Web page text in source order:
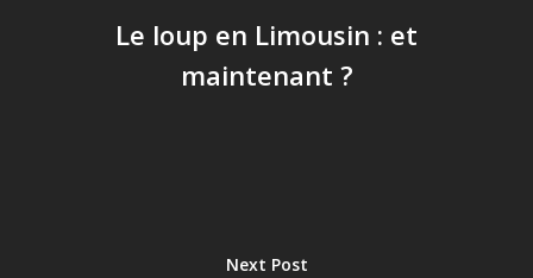
Le loup en Limousin : et
maintenant ?
Next Post